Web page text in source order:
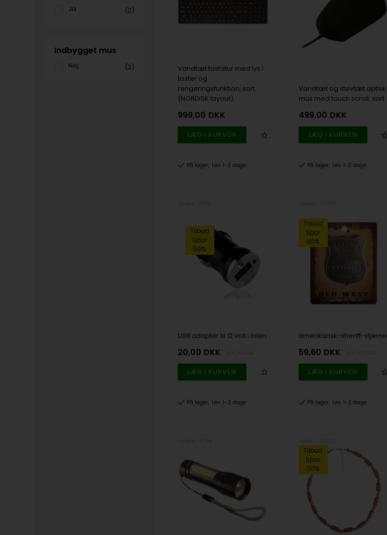
Ja (2)
Indbygget mus
Nej (2)
Vandtæt tastatur med lys i
taster og
rengøringsfunktion, sort
(NORDISK layout)
999,00 DKK
På lager Lev. 1-2 dage
Vandtæt og støvtæt optisk
mus med touch scroll, sort
499,00 DKK
På lager Lev. 1-2 dage
Tilbud
Spar
59%
USB adapter til 12 volt i bilen
20,00 DKK
På lager Lev. 1-2 dage
Tilbud
Spar
60%
amerikansk-sheriff-stjerne
59,60 DKK
På lager Lev. 1-2 dage
Tilbud
Spar
50%